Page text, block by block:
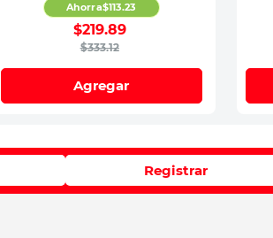
$333.12
$219.89
Ahorra$113.23
Agregar
Registrar